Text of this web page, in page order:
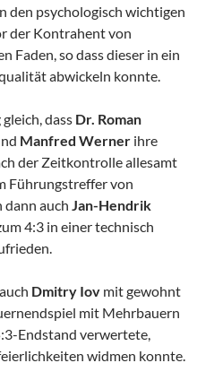
den psychologisch wichtigen
der Kontrahent von
Faden, so dass dieser in ein
abwickeln konnte.
dass Dr. Roman
Manfred Werner ihre
der Zeitkontrolle allesamt
Führungstreffer von
dann auch Jan-Hendrik
4:3 in einer technisch
Dmitry Iov mit gewohnt
mit Mehrbauern
Endstand verwertete,
widmen konnte.